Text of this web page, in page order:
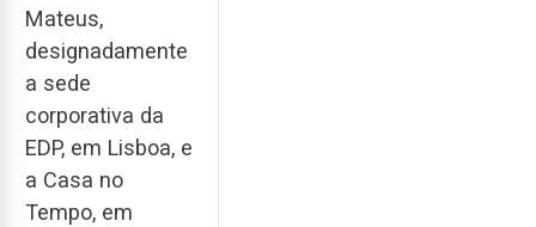
Mateus,
designadamente
a sede
corporativa da
EDP, em Lisboa, e
a Casa no
Tempo, em